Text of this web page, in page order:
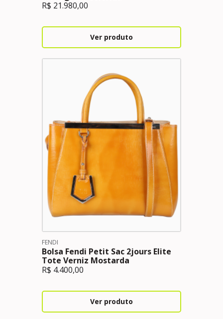
R$ 21.980,00
Ver produto
FENDI
Bolsa Fendi Petit Sac 2jours Elite
Tote Verniz Mostarda
R$ 4.400,00
Ver produto